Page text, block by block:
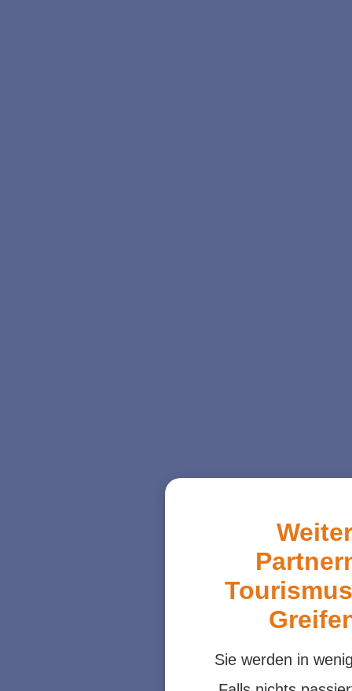
Sie werden in